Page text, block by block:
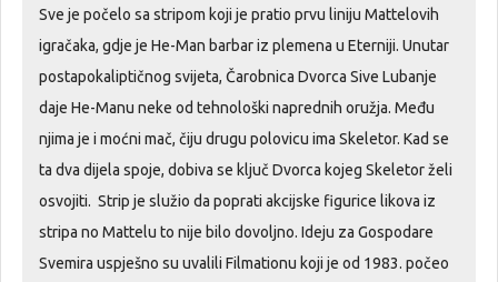
Sve je počelo sa stripom koji je pratio prvu liniju Mattelovih
igračaka, gdje je He-Man barbar iz plemena u Eterniji. Unutar
postapokaliptičnog svijeta, Čarobnica Dvorca Sive Lubanje
daje He-Manu neke od tehnološki naprednih oružja. Među
njima je i moćni mač, čiju drugu polovicu ima Skeletor. Kad se
ta dva dijela spoje, dobiva se ključ Dvorca kojeg Skeletor želi
osvojiti. Strip je služio da poprati akcijske figurice likova iz
stripa no Mattelu to nije bilo dovoljno. Ideju za Gospodare
Svemira uspješno su uvalili Filmationu koji je od 1983. počeo